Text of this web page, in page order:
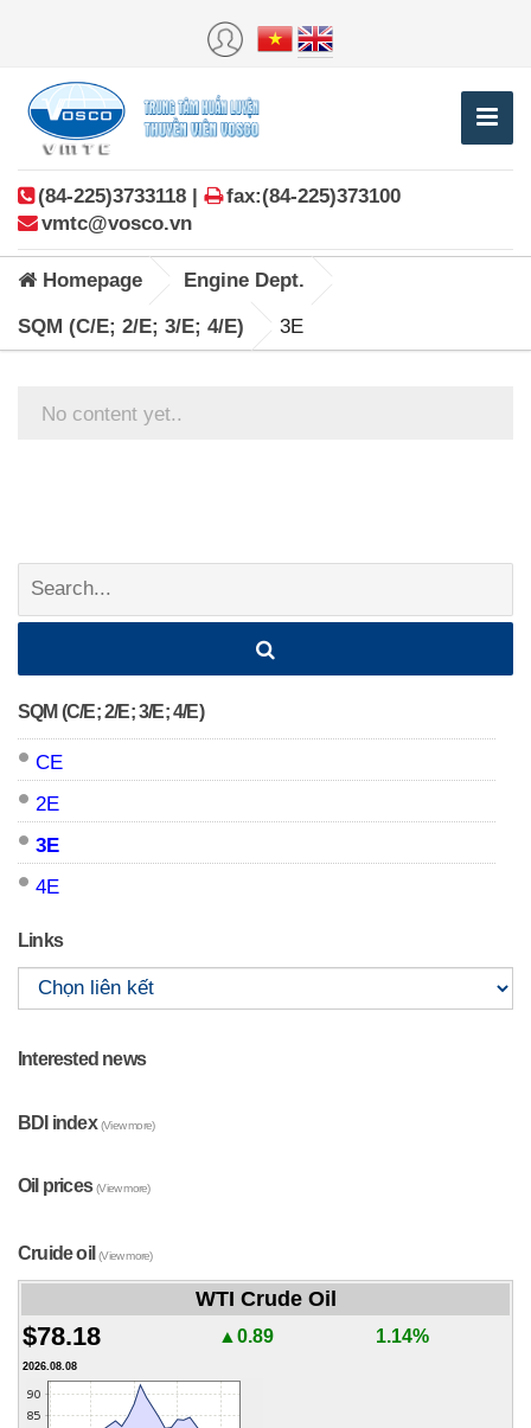
(84-225)3733118 |
fax:(84-225)373100
vmtc@vosco.vn
Homepage Engine Dept.
SQM (C/E; 2/E; 3/E; 4/E) 3E
No content yet..
navigation
Search:
SQM (C/E; 2/E; 3/E; 4/E)
CE
2E
3E
4E
Links
Interested news
BDI index(View more)
Oil prices(View more)
Cruide oil(View more)
WTI Crude Oil
$78.18 ▲0.89 1.14%
2026.08.08